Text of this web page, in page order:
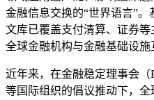
金融信息交换的“世界语言”。
文库已覆盖支付清算、证券
全球金融机构与金融基础设施
近年来，在金融稳定理事会（
等国际组织的倡议推动下，全